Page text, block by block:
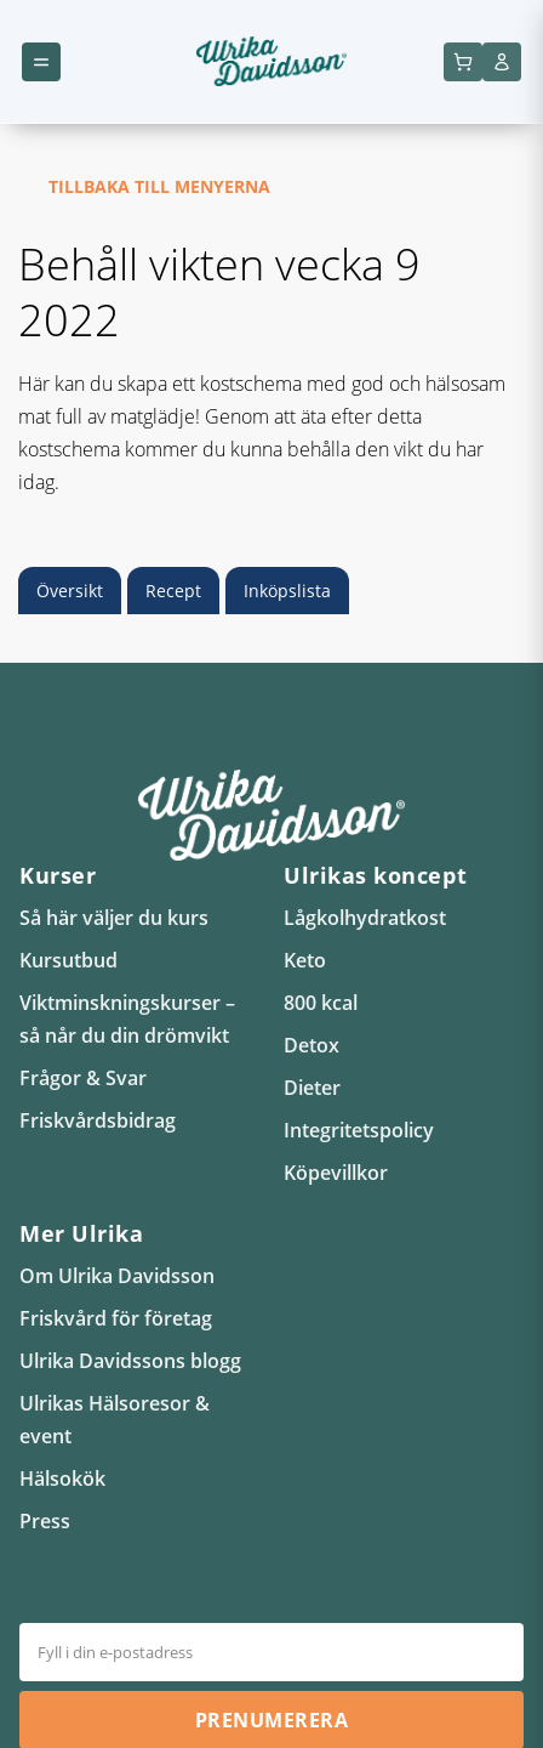
TILLBAKA TILL MENYERNA
Behåll vikten vecka 9
2022
Här kan du skapa ett kostschema med god och hälsosam
mat full av matglädje! Genom att äta efter detta
kostschema kommer du kunna behålla den vikt du har
idag.
Översikt Recept Inköpslista
Kurser
Så här väljer du kurs
Kursutbud
Viktminskningskurser –
så når du din drömvikt
Frågor & Svar
Friskvårdsbidrag
Ulrikas koncept
Lågkolhydratkost
Keto
800 kcal
Detox
Dieter
Integritetspolicy
Köpevillkor
Mer Ulrika
Om Ulrika Davidsson
Friskvård för företag
Ulrika Davidssons blogg
Ulrikas Hälsoresor &
event
Hälsokök
Press
PRENUMERERA